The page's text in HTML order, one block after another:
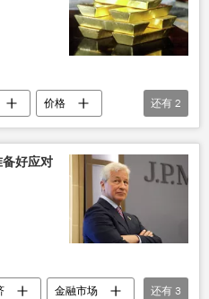
价格
还有 2
好应对
金融市场
还有 3